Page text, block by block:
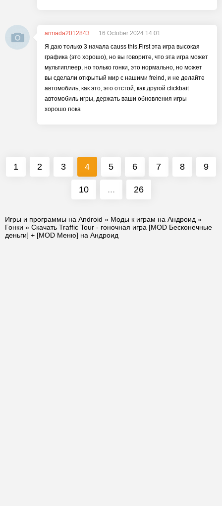
armada2012843
16 October 2024 14:01
Я даю только 3 начала causs this.First эта игра высокая
графика (это хорошо), но вы говорите, что эта игра может
мультиплеер, но только гонки, это нормально, но может
вы сделали открытый мир с нашими freind, и не делайте
автомобиль, как это, это отстой, как другой clickbait
автомобиль игры, держать ваши обновления игры
хорошо пока
1 2 3 4 5 6 7 8 9
10 ... 26
Игры и программы на Android » Моды к играм на Андроид »
Гонки » Скачать Traffic Tour - гоночная игра [MOD Бесконечные
деньги] + [MOD Меню] на Андроид